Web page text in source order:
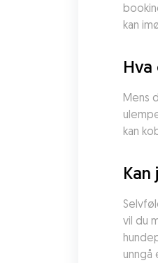
kan
Hva
Mens
kan
Kan
vil du
unngå